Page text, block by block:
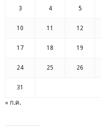
3 4 5
10 11 12
17 18 19
24 25 26
31
« ก.ค.